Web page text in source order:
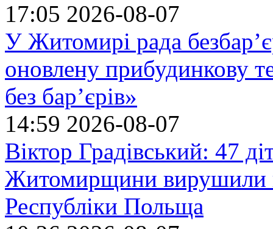
17:05 2026-08-07
У Житомирі рада
оновлену прибудинкову
без бар’єрів»
14:59 2026-08-07
Віктор Градівський: 47
Житомирщини вирушили
Республіки Польща